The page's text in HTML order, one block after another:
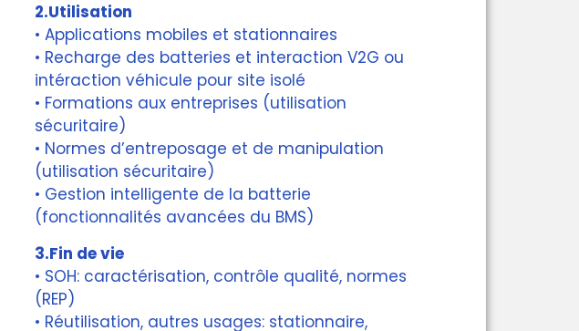
2.Utilisation
• Applications mobiles et stationnaires
• Recharge des batteries et interaction V2G ou
intéraction véhicule pour site isolé
• Formations aux entreprises (utilisation
sécuritaire)
• Normes d’entreposage et de manipulation
(utilisation sécuritaire)
• Gestion intelligente de la batterie
(fonctionnalités avancées du BMS)
3.Fin de vie
• SOH: caractérisation, contrôle qualité, normes
(REP)
• Réutilisation, autres usages: stationnaire,